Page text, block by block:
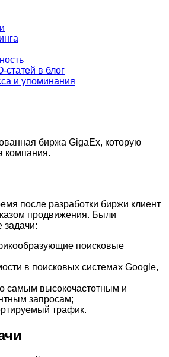
статей в блог
и упоминания
биржа GigaEx, которую
компания.
после разработки биржи клиент
продвижения. Были
задачи:
поисковые
в поисковых системах Google,
самым высокочастотным и
запросам;
трафик.